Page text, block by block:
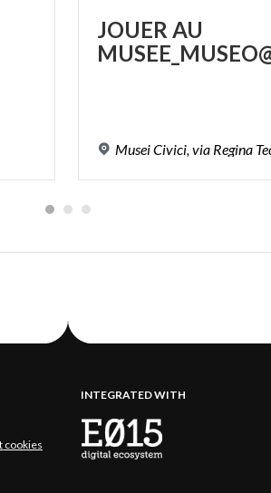
JOUER AU
MuseiCivici,via Regina
cookies
INTEGRATED WITH